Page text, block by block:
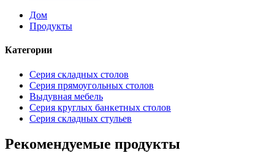
Дом
Продукты
Категории
Серия складных столов
Серия прямоугольных столов
Выдувная мебель
Серия круглых банкетных столов
Серия складных стульев
Рекомендуемые продукты